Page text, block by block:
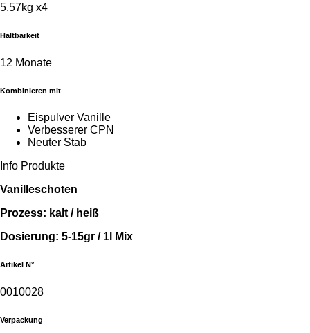
5,57kg x4
Haltbarkeit
12 Monate
Kombinieren mit
Eispulver Vanille
Verbesserer CPN
Neuter Stab
Info Produkte
Vanilleschoten
Prozess: kalt / heiß
Dosierung: 5-15gr / 1l Mix
Artikel N°
0010028
Verpackung